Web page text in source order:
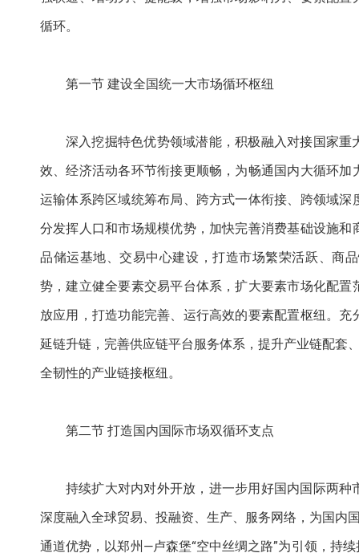
循环。
第一节 建设全国统一大市场循环枢纽
深入挖掘特色优势领域潜能，积极融入对接国家
效、经济活动各环节衔接更顺畅，为畅通国内大循环
运输体系跨区域统筹布局、跨方式一体衔接、跨领域
分发挥人口和市场规模优势，加快完善消费基础设施
品储运基地、交易中心建设，打造市场繁荣活跃、商
势，建立健全要素交易平台体系，扩大要素市场化配
放应用，打造功能完善、运行高效的要素配置枢纽。
延链升链，完善供应链平台服务体系，提升产业链配套
全韧性的产业链接枢纽。
第二节 打造国内国际市场双循环支点
持续扩大对内对外开放，进一步用好国内国际两
深度融入全球贸易、投融资、生产、服务网络，为国内
通道优势，以郑州—卢森堡“空中丝绸之路”为引领，持